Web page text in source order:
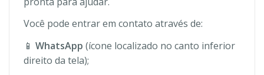
Você pode entrar em contato através de:
📱 WhatsApp (ícone localizado no canto inferior
direito da tela);